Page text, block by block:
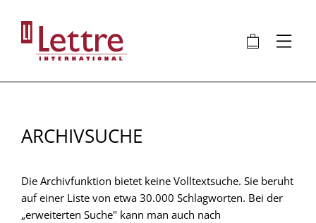
Inhalt
🛍 ⋮
ARCHIVSUCHE
Die Archivfunktion bietet keine Volltextsuche. Sie beruht
auf einer Liste von etwa 30.000 Schlagworten. Bei der
„erweiterten Suche" kann man auch nach